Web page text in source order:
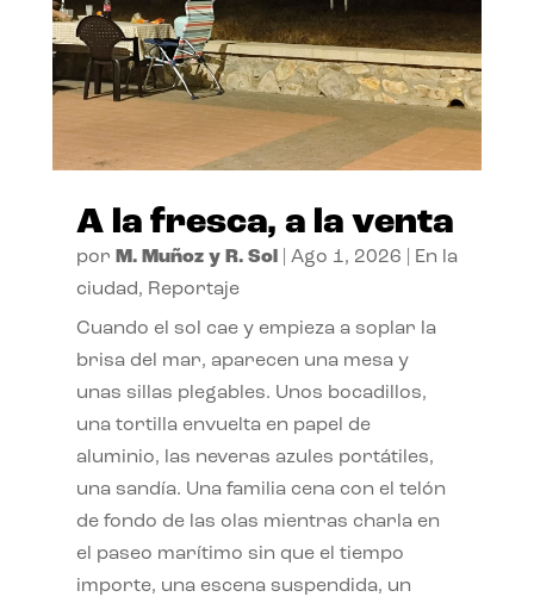
A la fresca, a la venta
por M. Muñoz y R. Sol| Ago 1, 2026
En la
ciudad, Reportaje
Cuando el sol cae y empieza a soplar la
brisa del mar, aparecen una mesa y
unas sillas plegables. Unos bocadillos,
una tortilla envuelta en papel de
aluminio, las neveras azules portátiles,
una sandía. Una familia cena con el telón
de fondo de las olas mientras charla en
el paseo marítimo sin que el tiempo
importe, una escena suspendida, un